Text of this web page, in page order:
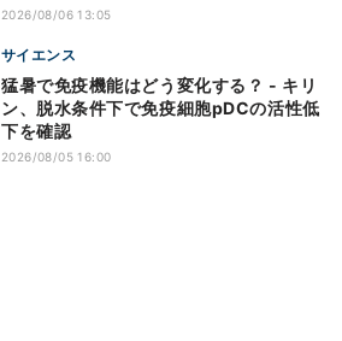
2026/08/06 13:05
サイエンス
猛暑で免疫機能はどう変化する？ - キリ
ン、脱水条件下で免疫細胞pDCの活性低
下を確認
2026/08/05 16:00